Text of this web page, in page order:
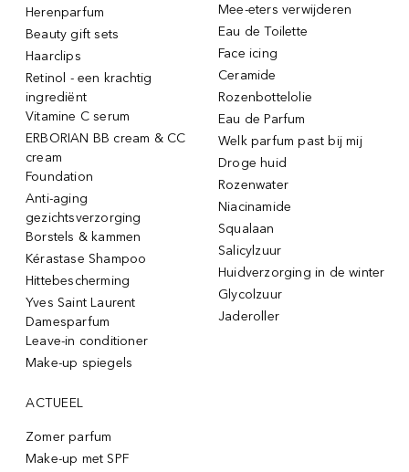
Herenparfum
Beauty gift sets
Haarclips
Retinol - een krachtig
ingrediënt
Vitamine C serum
ERBORIAN BB cream & CC
cream
Foundation
Anti-aging
gezichtsverzorging
Borstels & kammen
Kérastase Shampoo
Hittebescherming
Yves Saint Laurent
Damesparfum
Leave-in conditioner
Make-up spiegels
Mee-eters verwijderen
Eau de Toilette
Face icing
Ceramide
Rozenbottelolie
Eau de Parfum
Welk parfum past bij mij
Droge huid
Rozenwater
Niacinamide
Squalaan
Salicylzuur
Huidverzorging in de winter
Glycolzuur
Jaderoller
ACTUEEL
Zomer parfum
Make-up met SPF